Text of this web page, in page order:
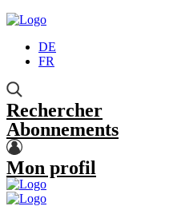
DE
FR
Rechercher
Abonnements
Mon profil